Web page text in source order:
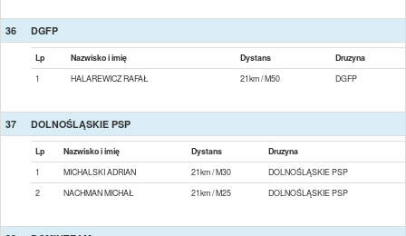
36 DGFP
Lp Nazwisko i imię Dystans
Druzyna
1
HALAREWICZ RAFAŁ 21km / M50 DGFP
37 DOLNOŚLĄSKIE PSP
Lp Nazwisko i imię Dystans
Druzyna
1
MICHALSKI ADRIAN 21km / M30
DOLNOŚLĄSKIE PSP
2
NACHMAN MICHAŁ 21km / M25 DOLNOŚLĄSKIE PSP